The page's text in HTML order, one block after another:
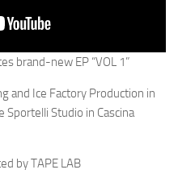
brand-new EP “VOL 1”
and Ice Factory Production in
Sportelli Studio in Cascina
by TAPE LAB